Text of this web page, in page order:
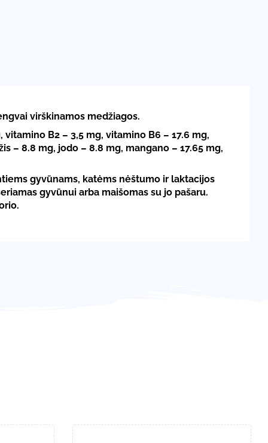
virškinamos medžiagos.
vitamino B2 – 3,5 mg, vitamino B6 – 17.6 mg,
– 8.8 mg, jodo – 8.8 mg, mangano – 17.65 mg,
gyvūnams, katėms nėštumo ir laktacijos
gyvūnui arba maišomas su jo pašaru.